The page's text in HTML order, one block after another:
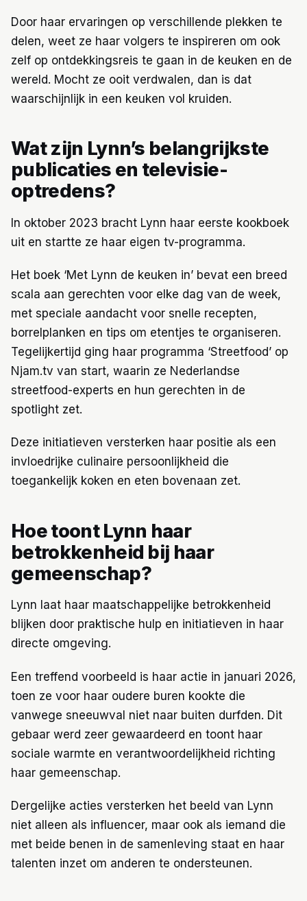
Door haar ervaringen op verschillende plekken te
delen, weet ze haar volgers te inspireren om ook
zelf op ontdekkingsreis te gaan in de keuken en de
wereld. Mocht ze ooit verdwalen, dan is dat
waarschijnlijk in een keuken vol kruiden.
Wat zijn Lynn’s belangrijkste
publicaties en televisie-
optredens?
In oktober 2023 bracht Lynn haar eerste kookboek
uit en startte ze haar eigen tv-programma.
Het boek ‘Met Lynn de keuken in’ bevat een breed
scala aan gerechten voor elke dag van de week,
met speciale aandacht voor snelle recepten,
borrelplanken en tips om etentjes te organiseren.
Tegelijkertijd ging haar programma ‘Streetfood’ op
Njam.tv van start, waarin ze Nederlandse
streetfood-experts en hun gerechten in de
spotlight zet.
Deze initiatieven versterken haar positie als een
invloedrijke culinaire persoonlijkheid die
toegankelijk koken en eten bovenaan zet.
Hoe toont Lynn haar
betrokkenheid bij haar
gemeenschap?
Lynn laat haar maatschappelijke betrokkenheid
blijken door praktische hulp en initiatieven in haar
directe omgeving.
Een treffend voorbeeld is haar actie in januari 2026,
toen ze voor haar oudere buren kookte die
vanwege sneeuwval niet naar buiten durfden. Dit
gebaar werd zeer gewaardeerd en toont haar
sociale warmte en verantwoordelijkheid richting
haar gemeenschap.
Dergelijke acties versterken het beeld van Lynn
niet alleen als influencer, maar ook als iemand die
met beide benen in de samenleving staat en haar
talenten inzet om anderen te ondersteunen.